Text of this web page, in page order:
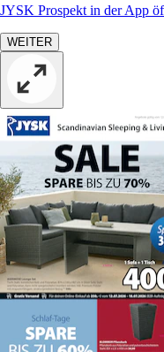
JYSK Prospekt in der App
WEITER